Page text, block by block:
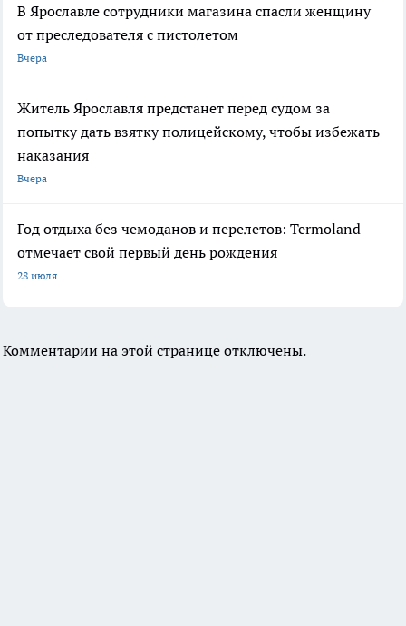
В Ярославле сотрудники магазина спасли женщину
от преследователя с пистолетом
Вчера
Житель Ярославля предстанет перед судом за
попытку дать взятку полицейскому, чтобы избежать
наказания
Вчера
Год отдыха без чемоданов и перелетов: Termoland
отмечает свой первый день рождения
28 июля
Комментарии на этой странице отключены.